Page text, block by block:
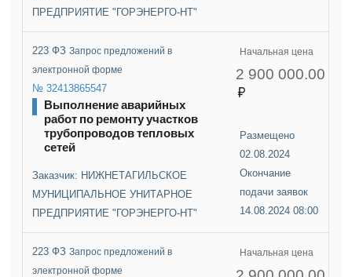
ПРЕДПРИЯТИЕ "ГОРЭНЕРГО-НТ"
223 ФЗЗапрос предложений в
электронной форме
№ 32413865547
Выполнение аварийных
работ по ремонту участков
трубопроводов тепловых
сетей
Заказчик: НИЖНЕТАГИЛЬСКОЕ
МУНИЦИПАЛЬНОЕ УНИТАРНОЕ
ПРЕДПРИЯТИЕ "ГОРЭНЕРГО-НТ"
Начальная цена
2 900 000.00
Размещено
02.08.2024
Окончание
подачи заявок
14.08.2024 08:00
223 ФЗЗапрос предложений в
электронной форме
Начальная цена